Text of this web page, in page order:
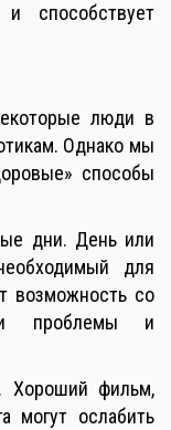
способствует
люди в
Однако мы
способы
дни. День или
для
возможность со
проблемы и
Хороший фильм,
могут ослабить